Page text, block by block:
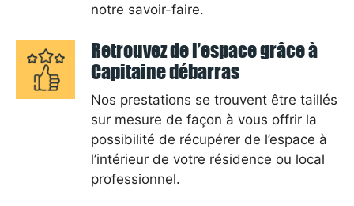
notre savoir-faire.
Retrouvez de l’espace grâce à
Capitaine débarras
Nos prestations se trouvent être taillés
sur mesure de façon à vous offrir la
possibilité de récupérer de l’espace à
l’intérieur de votre résidence ou local
professionnel.